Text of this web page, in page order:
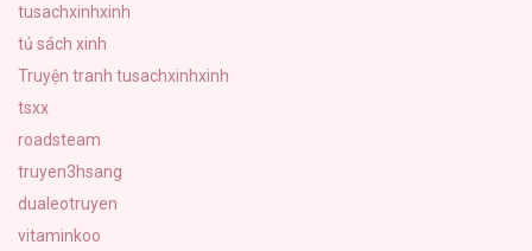
tusachxinhxinh
tủ sách xinh
Truyện tranh tusachxinhxinh
tsxx
roadsteam
truyen3hsang
dualeotruyen
vitaminkoo